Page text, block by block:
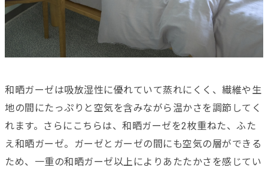
和晒ガーゼは吸放湿性に優れていて蒸れにくく、繊維や生
地の間にたっぷりと空気を含みながら温かさを調節してく
れます。さらにこちらは、和晒ガーゼを2枚重ねた、ふた
え和晒ガーゼ。ガーゼとガーゼの間にも空気の層ができる
ため、一重の和晒ガーゼ以上によりあたたかさを感じてい